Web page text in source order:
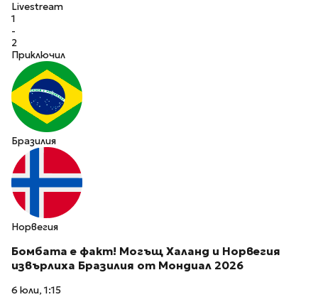
Livestream
1
-
2
Приключил
Бразилия
Норвегия
Бомбата е факт! Могъщ Халанд и Норвегия
извърлиха Бразилия от Мондиал 2026
6 юли, 1:15